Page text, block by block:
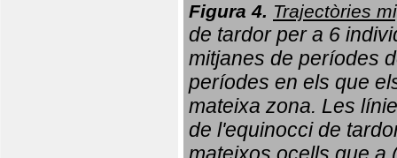
Figura 4. Trajectòries
de tardor per a 6
mitjanes de períodes
períodes en els que
mateixa zona. Les
de l'equinocci de